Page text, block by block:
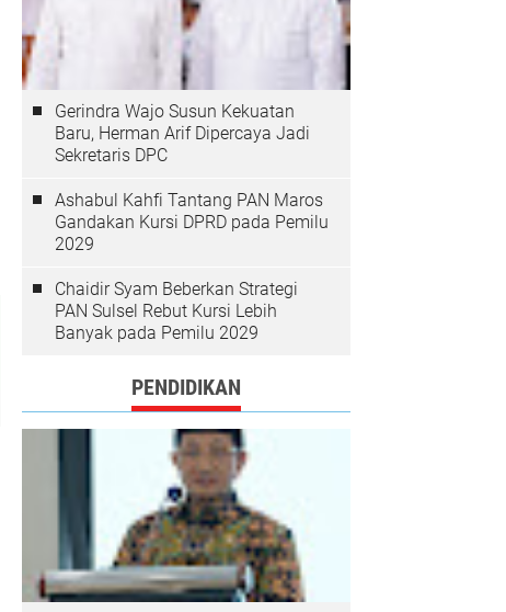
Gerindra Wajo Susun Kekuatan
Baru, Herman Arif Dipercaya Jadi
Sekretaris DPC
Ashabul Kahfi Tantang PAN Maros
Gandakan Kursi DPRD pada Pemilu
2029
Chaidir Syam Beberkan Strategi
PAN Sulsel Rebut Kursi Lebih
Banyak pada Pemilu 2029
PENDIDIKAN